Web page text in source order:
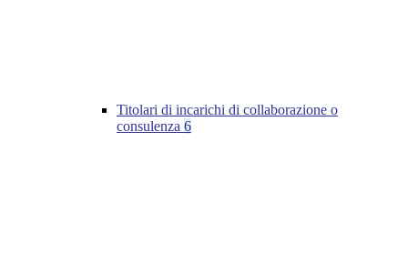
Titolari di incarichi di collaborazione o
consulenza 6